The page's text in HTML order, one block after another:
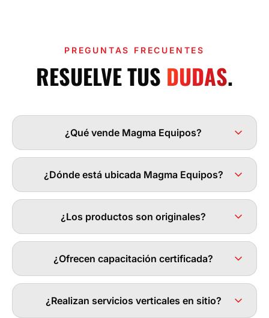
PREGUNTAS FRECUENTES
RESUELVE TUS DUDAS.
¿Qué vende Magma Equipos?
¿Dónde está ubicada Magma Equipos?
¿Los productos son originales?
¿Ofrecen capacitación certificada?
¿Realizan servicios verticales en sitio?